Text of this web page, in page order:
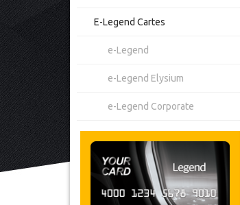
E-Legend Cartes
e-Legend
e-Legend Elysium
e-Legend Corporate